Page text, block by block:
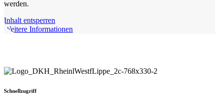
werden.
Inhalt entsperren
Weitere Informationen
Schnellzugriff